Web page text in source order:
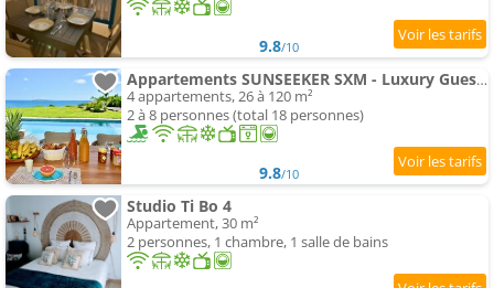
9.8/10
Appartements SUNSEEKER SXM - Luxury Guest4 stars - vue mer Pinel - Tintamarre
4 appartements, 26 à 120 m²
2 à 8 personnes (total 18 personnes)
9.8/10
Studio Ti Bo 4
Appartement, 30 m²
2 personnes, 1 chambre, 1 salle de bains